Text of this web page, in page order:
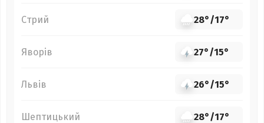
Стрий 28°/17°
Яворів 27°/15°
Львів 26°/15°
Шептицький 28°/17°